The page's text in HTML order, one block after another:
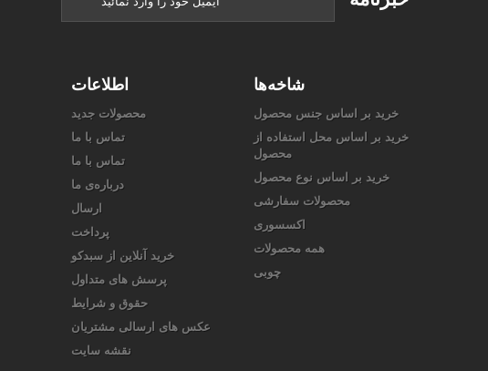
شاخه‌ها
خرید بر اساس جنس محصول
خرید بر اساس محل استفاده از
محصول
خرید بر اساس نوع محصول
محصولات سفارشی
اکسسوری
همه محصولات
چوبی
اطلاعات
محصولات جدید
تماس با ما
تماس با ما
درباره‌ی ما
ارسال
پرداخت
خرید آنلاین از سبدکو
پرسش های متداول
حقوق و شرایط
عکس های ارسالی مشتریان
نقشه سایت